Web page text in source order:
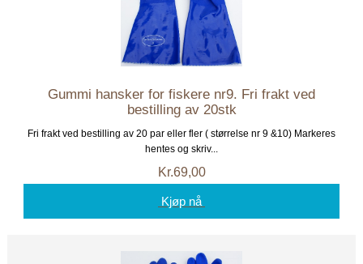
Gummi hansker for fiskere nr9. Fri frakt ved
bestilling av 20stk
Fri frakt ved bestilling av 20 par eller fler ( størrelse nr 9 &10) Markeres
hentes og skriv...
Kr.69,00
Kjøp nå